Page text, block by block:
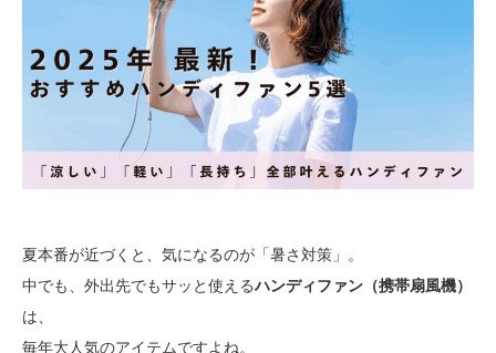
夏本番が近づくと、気になるのが「暑さ対策」。
中でも、外出先でもサッと使えるハンディファン（携帯扇風機）
は、
毎年大人気のアイテムですよね。